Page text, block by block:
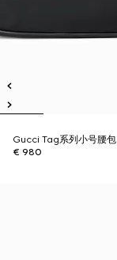
Gucci Tag系列小号腰包
€ 980